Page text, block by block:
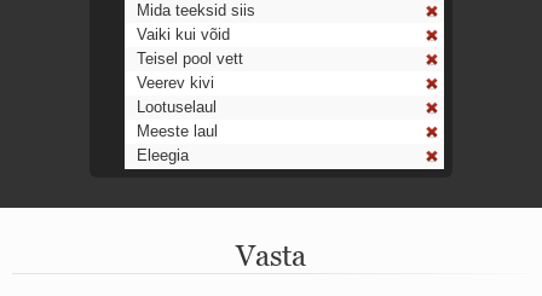
Mida teeksid siis
Vaiki kui võid
Teisel pool vett
Veerev kivi
Lootuselaul
Meeste laul
Eleegia
Ahtumine
Mu isamaa on minu arm
Vasta